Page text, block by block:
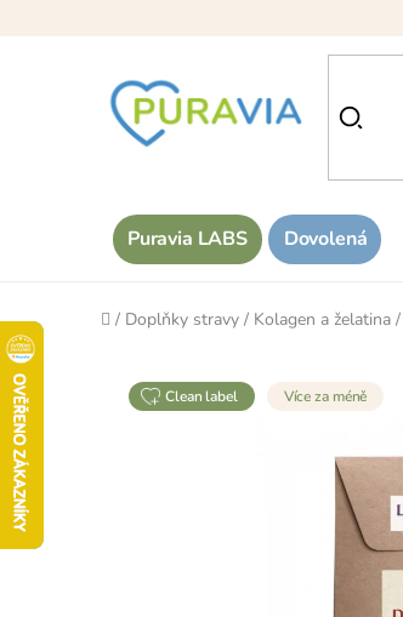
Puravia LABS Dovolená
Domů
/ Doplňky stravy / Kolagen a želatina /
clean label Více za méně